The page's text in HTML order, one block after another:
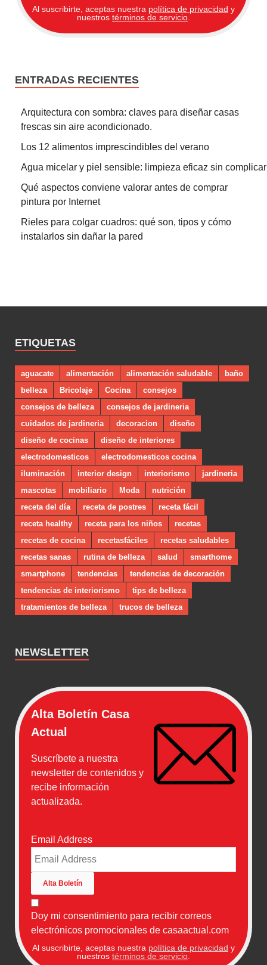
Al suscribirte, aceptas nuestra política de privacidad y
nuestros términos de servicio.
ENTRADAS RECIENTES
Arquitectura con sombra: claves para diseñar casas
frescas sin aire acondicionado.
Los 12 alimentos imprescindibles del verano
Agua micelar y piel sensible: limpieza eficaz sin
Qué aspectos conviene valorar antes de comprar
pintura por Internet
Rieles para colgar cuadros: qué son, tipos y cómo
instalarlos sin dañar la pared
ETIQUETAS
aguacate alimentación alimentación saludable
baño
belleza
Bricolaje Cocina
consejos
consejos de belleza
consejos de jardineria
cuidados de jardineria
decoracion
diseño
diseño de cocinas
diseño de interiores
electrodomesticos
electrodomesticos cocina
iluminación
interior design interiorismo
jardineria
mascotas
mobiliario Moda
nutrición
receta del día
receta de postres
receta fácil
receta healthy
receta para los niños
recetas
recetas de cocina
recetasfáciles
recetas saludables
recetas sanas
rutina de belleza salud
smarthome
smartphone
tendencias
tendencias de decoración
tendencias de interiorismo
tips de belleza
tratamientos de belleza
trucos de belleza
NEWSLETTER
Alta Boletín Casa
Actual
Suscríbete a nuestra
newsletter de contenidos y
recibe información
actualizada.
Email Address
Doy mi consentimiento para recibir correos
electrónicos promocionales de casaactual.com
Al suscribirte, aceptas nuestra política de privacidad y
nuestros términos de servicio.